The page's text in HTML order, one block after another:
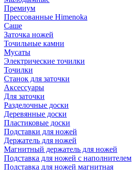
Премиум
Прессованные Himenoka
Саше
Заточка ножей
Точильные камни
Мусаты
Электрические точилки
Точилки
Станок для заточки
Аксессуары
Для заточки
Разделочные доски
Деревянные доски
Пластиковые доски
Подставки для ножей
Держатель для ножей
Магнитный держатель для ножей
Подставка для ножей с наполнителем
Подставка для ножей магнитная